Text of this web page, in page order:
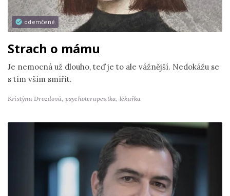
odemčené
Strach o mámu
Je nemocná už dlouho, teď je to ale vážnější. Nedokážu se
s tím vším smířit.
Kristýna Drozdová, psychoterapeutka, lékařka